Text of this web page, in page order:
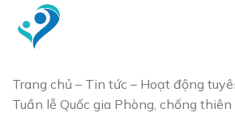
content
Trang chủ – Tin tức – Hoạt động
Tuần lễ Quốc gia Phòng, chống